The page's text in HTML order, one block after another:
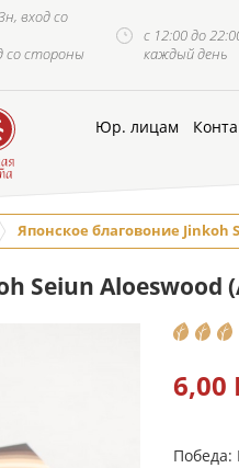
вход со
со стороны
с 12:00 до
каждый день
Юр. лицам
Японское благовоние Jinkoh
Seiun Aloeswood
6,00
Победа: